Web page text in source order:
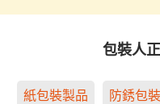
包裝人
紙包裝製品 防銹包裝